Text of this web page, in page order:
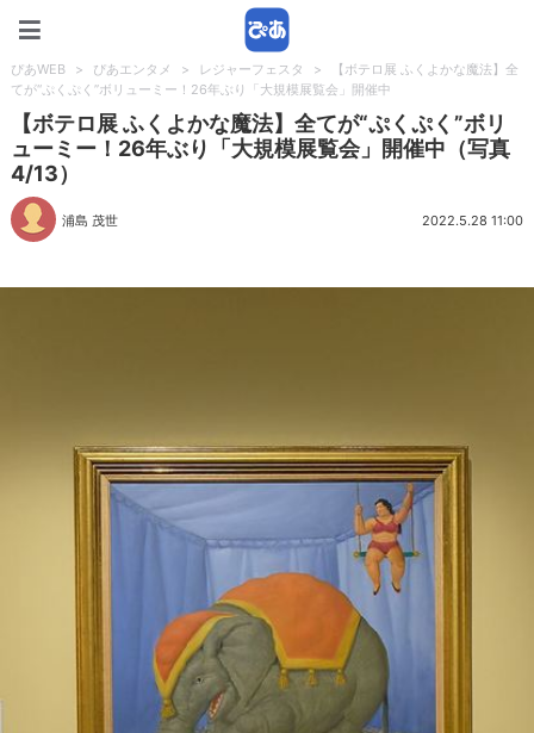
ぴあWEB > ぴあエンタメ > レジャーフェスタ >
【ボテロ展 ふくよかな魔法】全
てが“ぷくぷく”ボリューミー！26年ぶり「大規模展覧会」開催中
【ボテロ展 ふくよかな魔法】全てが“ぷくぷく”ボリ
ューミー！26年ぶり「大規模展覧会」開催中（写真
4/13）
浦島 茂世 2022.5.28 11:00